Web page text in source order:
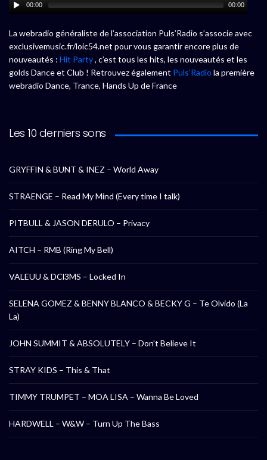
00:00 00:00
La webradio généraliste de l’association Puls’Radio s’associe avec
exclusivemusic.fr/loic54.net pour vous garantir encore plus de
nouveautés : Hit Party, c’est tous les hits, les nouveautés et les
golds Dance et Club ! Retrouvez également Puls’Radio la première
webradio Dance, Trance, Hands Up de France
Les 10 derniers sons
GRYFFIN & BUNT & INEZ – World Away
STRAENGE – Read My Mind (Every time I talk)
PITBULL & JASON DERULO – Privacy
AITCH – RMB (Ring My Bell)
VALEUU & DCl3MS – Locked In
SELENA GOMEZ & BENNY BLANCO & BECKY G – Te Olvido (La
La)
JOHN SUMMIT & ABSOLUTELY – Don’t Believe It
STRAY KIDS – This & That
TIMMY TRUMPET – MOA LISA – Wanna Be Loved
HARDWELL – W&W – Turn Up The Bass